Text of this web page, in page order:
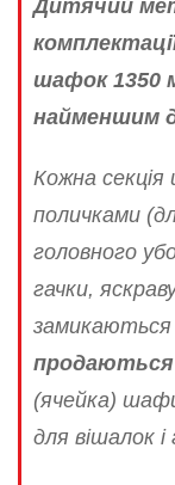
Дитячий
шафок 1350
найменшим
Кожна
поличками
головного
гачки,
замикаються
(ячейка)
для вішалок і